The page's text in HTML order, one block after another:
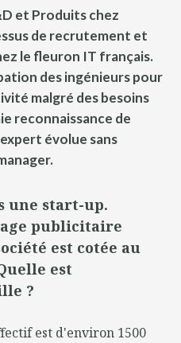
et Produits chez
de recrutement et
le fleuron IT français.
des ingénieurs pour
malgré des besoins
reconnaissance de
évolue sans
une start-up.
publicitaire
est cotée au
est
?
est d'environ 1500